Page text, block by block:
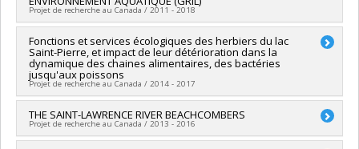
Projet de recherche au Canada / 2011 - 2018
Lead researcher :Beatrix Beisner ,Bernard Angers
Co-researchers :Richard Carignan,Pierre Legendre
Bernadette Pinel-Alloul, Daniel Boisclair,Antonia Cattaneo
Marc Amyot,Roxane Maranger,Irene Gregory-Eaves
Magnan,Michel F Lapointe,Normand Bergeron,Andrea
Bertolo,Anthony Ricciardi, Elena Bennett,Christopher
Solomon,P. Biron,Dylan Fraser,David Walsh
,
Jay Lacey,Gilbert Cabana,Hélène Glémet,Jean-Jacques
Fonctions et services écologiques des herbiers du lac
Saint-Pierre, et impact de leur détérioration dans la
dynamique des chaines alimentaires, des bactéries
jusqu'aux poissons
Projet de recherche au Canada / 2014 - 2017
Lead researcher :Pierre Magnan
Co-researchers : Richard Carignan
Bernadette Pinel-Alloul,Antonia Cattaneo,Marc Amyot,
THE SAINT-LAWRENCE RIVER BEACHCOMBERS
Projet de recherche au Canada / 2013 - 2016